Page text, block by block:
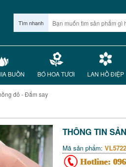
Tìm nhanh
BUỒN BÓ HOA TƯƠI LAN HỒ ĐIỆP
đỏ - Đắm say
THÔNG TIN
Mã sản phẩm:
Hotline: